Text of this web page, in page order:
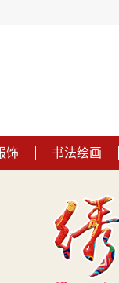
饰 书法绘画